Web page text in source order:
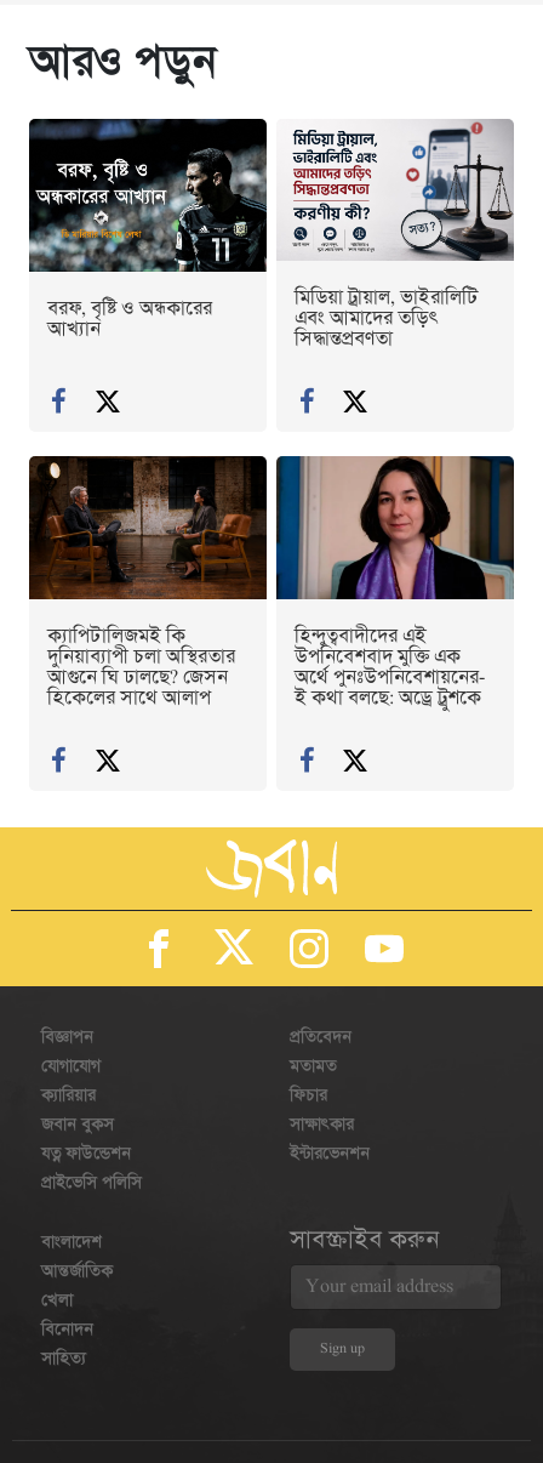
আরও পড়ুন
বরফ, বৃষ্টি ও অন্ধকারের
আখ্যান
মিডিয়া ট্রায়াল, ভাইরালিটি
এবং আমাদের তড়িৎ
সিদ্ধান্তপ্রবণতা
ক্যাপিটালিজমই কি
দুনিয়াব্যাপী চলা অস্থিরতার
আগুনে ঘি ঢালছে? জেসন
হিকেলের সাথে আলাপ
হিন্দুত্ববাদীদের এই
উপনিবেশবাদ মুক্তি এক
অর্থে পুনঃউপনিবেশায়নের-
ই কথা বলছে: অড্রে ট্রুশকে
বিজ্ঞাপন
যোগাযোগ
ক্যারিয়ার
জবান বুকস
যত্ন ফাউন্ডেশন
প্রাইভেসি পলিসি
প্রতিবেদন
মতামত
ফিচার
সাক্ষাৎকার
ইন্টারভেনশন
বাংলাদেশ
আন্তর্জাতিক
খেলা
বিনোদন
সাহিত্য
সাবস্ক্রাইব করুন